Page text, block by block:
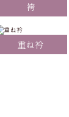
袴
重ね衿